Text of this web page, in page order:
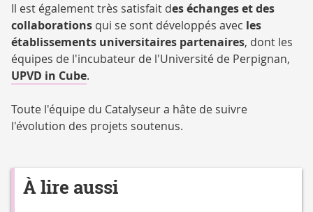
Il est également très satisfait des échanges et des
collaborations qui se sont développés avec les
établissements universitaires partenaires, dont les
équipes de l'incubateur de l'Université de Perpignan,
UPVD in Cube.
Toute l'équipe du Catalyseur a hâte de suivre
l'évolution des projets soutenus.
À lire aussi